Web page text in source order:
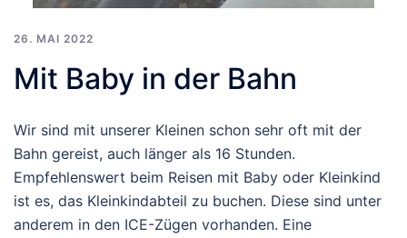
26. MAI 2022
Mit Baby in der Bahn
Wir sind mit unserer Kleinen schon sehr oft mit der
Bahn gereist, auch länger als 16 Stunden.
Empfehlenswert beim Reisen mit Baby oder Kleinkind
ist es, das Kleinkindabteil zu buchen. Diese sind unter
anderem in den ICE-Zügen vorhanden. Eine